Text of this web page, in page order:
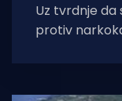
Uz tvrdnje
protiv